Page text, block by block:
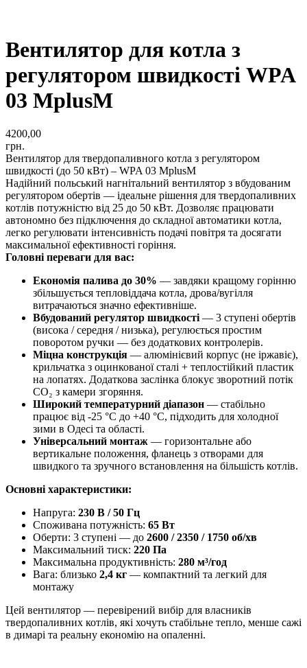
Вентилятор для котла з
регулятором швидкості WPA
03 MplusM
4200,00
грн.
Вентилятор для твердопаливного котла з регулятором
швидкості (до 50 кВт) – WPA 03 MplusM
Надійний польський нагнітальний вентилятор з вбудованим
регулятором обертів — ідеальне рішення для твердопаливних
котлів потужністю від 25 до 50 кВт. Дозволяє працювати
автономно без підключення до складної автоматики котла,
легко регулювати інтенсивність подачі повітря та досягати
максимальної ефективності горіння.
Головні переваги для вас:
Економія палива до 30% — завдяки кращому горінню
збільшується тепловіддача котла, дрова/вугілля
витрачаються значно ефективніше.
Вбудований регулятор швидкості — 3 ступені обертів
(висока / середня / низька), регулюється простим
поворотом ручки — без додаткових контролерів.
Міцна конструкція — алюмінієвий корпус (не іржавіє),
крильчатка з оцинкованої сталі + теплостійкий пластик
на лопатях. Додаткова заслінка блокує зворотний потік
CO₂ з камери згоряння.
Широкий температурний діапазон — стабільно
працює від -25 °C до +40 °C, підходить для холодної
зими в Одесі та області.
Універсальний монтаж — горизонтальне або
вертикальне положення, фланець з отворами для
швидкого та зручного встановлення на більшість котлів.
Основні характеристики:
Напруга: 230 В / 50 Гц
Споживана потужність: 65 Вт
Оберти: 3 ступені — до 2600 / 2350 / 1750 об/хв
Максимальний тиск: 220 Па
Максимальна продуктивність: 280 м³/год
Вага: близько 2,4 кг — компактний та легкий для
монтажу
Цей вентилятор — перевірений вибір для власників
твердопаливних котлів, які хочуть стабільне тепло, менше сажі
в димарі та реальну економію на опаленні.